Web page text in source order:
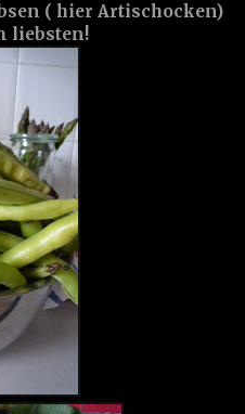
( hier Artischocken)
liebsten!